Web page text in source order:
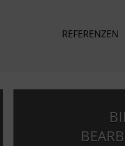
REFERENZEN